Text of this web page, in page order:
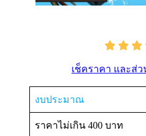
เช็คราคา และส่ว
งบประมาณ
ราคาไม่เกิน 400 บาท